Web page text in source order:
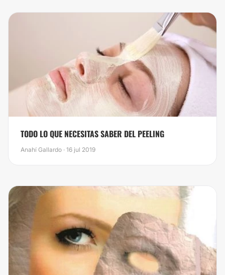
TODO LO QUE NECESITAS SABER DEL PEELING
Anahí Gallardo · 16 jul 2019